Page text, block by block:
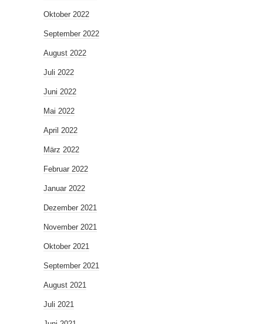
Oktober 2022
September 2022
August 2022
Juli 2022
Juni 2022
Mai 2022
April 2022
März 2022
Februar 2022
Januar 2022
Dezember 2021
November 2021
Oktober 2021
September 2021
August 2021
Juli 2021